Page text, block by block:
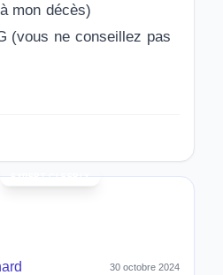
mon décès)
(vous ne conseillez pas
30 octobre 2024